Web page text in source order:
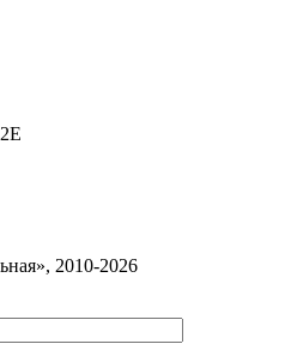
2010-2026